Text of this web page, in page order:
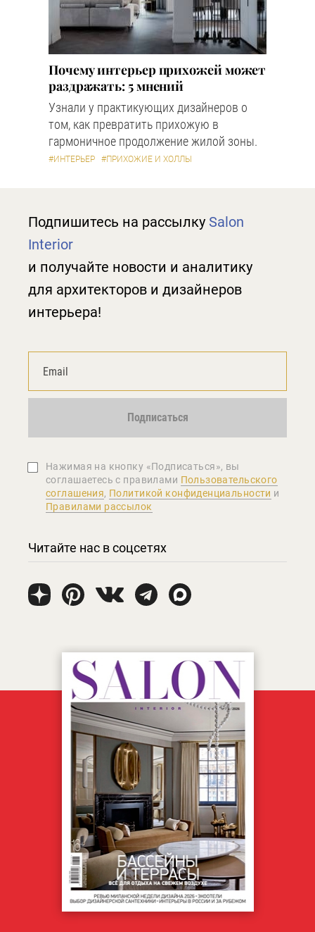
Почему интерьер прихожей может
раздражать: 5 мнений
Узнали у практикующих дизайнеров о
том, как превратить прихожую в
гармоничное продолжение жилой зоны.
#ИНТЕРЬЕР #ПРИХОЖИЕ И ХОЛЛЫ
Подпишитесь на рассылку Salon
Interior
и получайте новости и аналитику
для архитекторов и дизайнеров
интерьера!
Подписаться
Нажимая на кнопку «Подписаться», вы
соглашаетеcь с правилами Пользовательского
соглашения, Политикой конфиденциальности и
Правилами рассылок
Читайте нас в соцсетях